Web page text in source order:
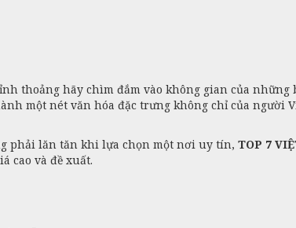
thoảng hãy chìm đắm vào không gian của những
một nét văn hóa đặc trưng không chỉ của người
phải lăn tăn khi lựa chọn một nơi uy tín, TOP 7
cao và đề xuất.